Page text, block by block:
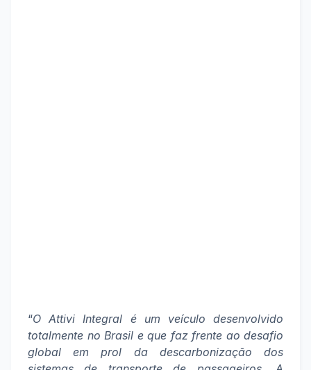
“O Attivi Integral é um veículo desenvolvido
totalmente no Brasil e que faz frente ao desafio
global em prol da descarbonização dos